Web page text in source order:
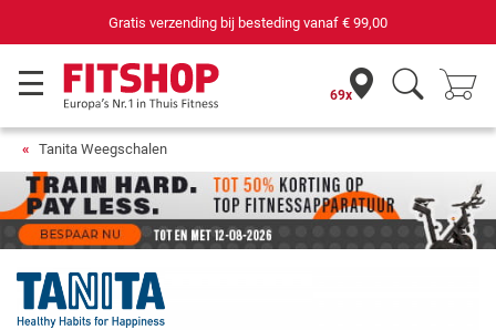
€ 99,00 69 filialen met 75
69x
Tanita Weegschalen